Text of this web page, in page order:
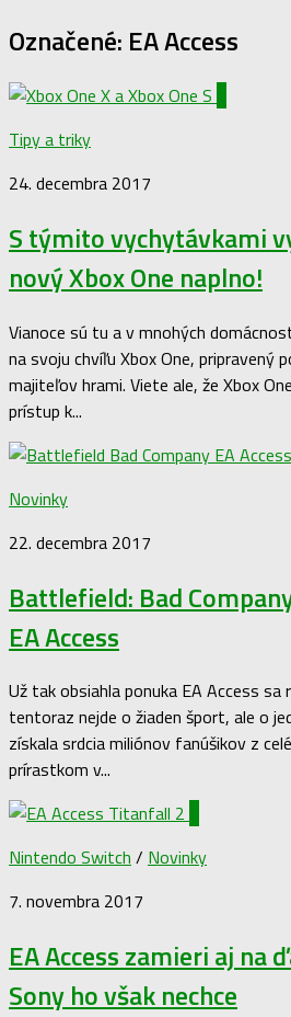
Označené: EA Access
Tipy a triky
24. decembra 2017
S týmito vychytávkami
nový Xbox One naplno!
Vianoce sú tu a v mnohých
na svoju chvíľu Xbox One, pripravený
majiteľov hrami. Viete ale, že Xbox
prístup k...
Novinky
22. decembra 2017
Battlefield: Bad
EA Access
Už tak obsiahla ponuka EA Access sa
tentoraz nejde o žiaden šport, ale o
získala srdcia miliónov fanúšikov z
prírastkom v...
Nintendo Switch / Novinky
7. novembra 2017
EA Access zamieri aj na
Sony ho však nechce